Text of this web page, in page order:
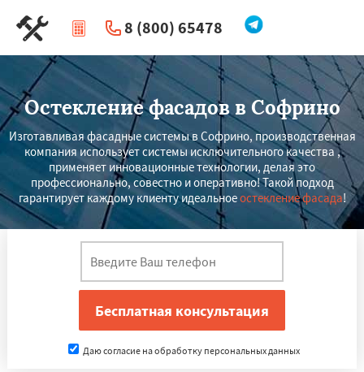
8 (800) 65478
| Перезвоните мне
Остекление фасадов в Софрино
Изготавливая фасадные системы в Софрино, производственная
компания использует системы исключительного качества ,
применяет инновационные технологии, делая это
профессионально, совестно и оперативно! Такой подход
гарантирует каждому клиенту идеальноеостекление фасада!
Даю согласие на обработку персональных данных